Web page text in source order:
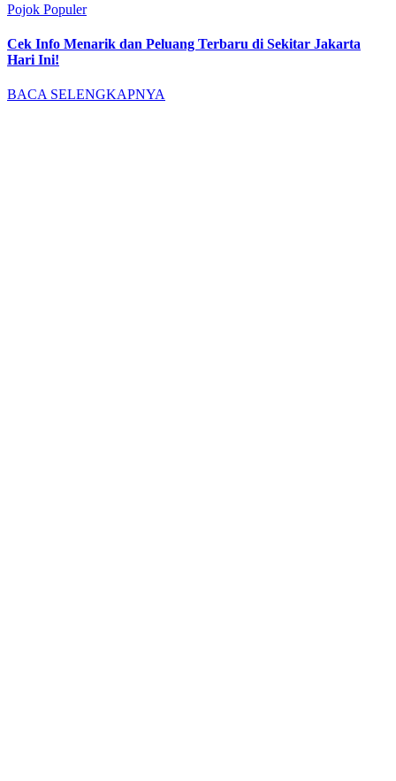
Pojok Populer
Cek Info Menarik dan Peluang Terbaru di Sekitar Jakarta
Hari Ini!
BACA SELENGKAPNYA